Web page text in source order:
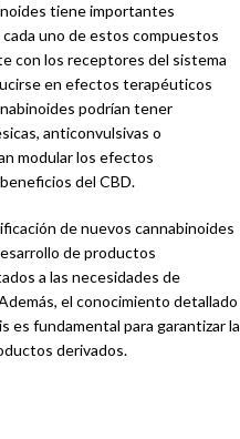
tiene importantes
cada uno de estos compuestos
con los receptores del sistema
en efectos terapéuticos
podrían tener
anticonvulsivas o
modular los efectos
del CBD.
de nuevos cannabinoides
de productos
a las necesidades de
el conocimiento detallado
es fundamental para garantizar la
derivados.